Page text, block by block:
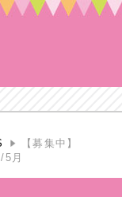
【募集中】
月